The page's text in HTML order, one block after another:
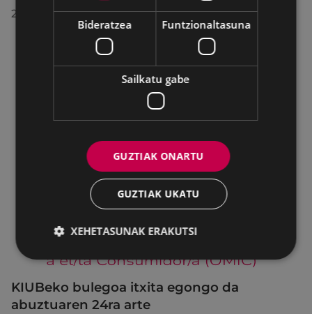
2026/07/28
KIUBeko bulegoa itxita egongo da
abuztuaren 24ra arte
Bideratzea Funtzionaltasuna
Sailkatu gabe
GUZTIAK ONARTU
GUZTIAK UKATU
XEHETASUNAK ERAKUTSI